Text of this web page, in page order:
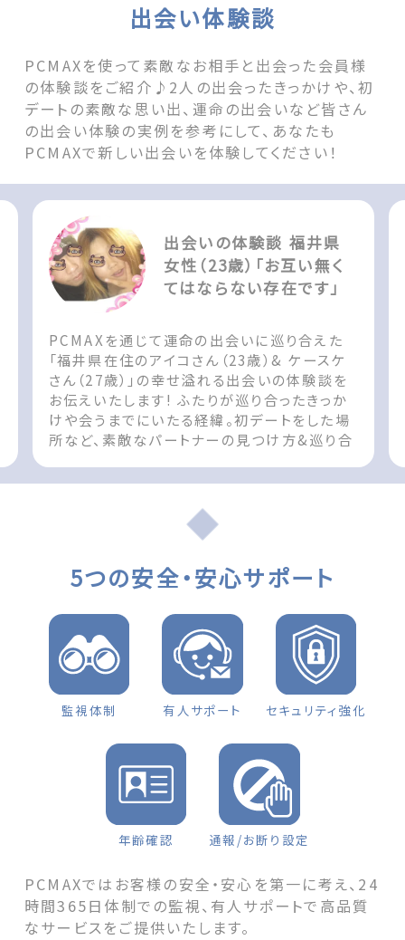
出会い体験談
PCMAXを使って素敵なお相手と出会った会員様
の体験談をご紹介♪2人の出会ったきっかけや、初
デートの素敵な思い出、運命の出会いなど皆さん
の出会い体験の実例を参考にして、あなたも
PCMAXで新しい出会いを体験してください！
出会いの体験談 福井県
女性（23歳）「お互い無く
てはならない存在です」
PCMAXを通じて運命の出会いに巡り合えた
「福井県在住のアイコさん（23歳）& ケースケ
さん（27歳）」の幸せ溢れる出会いの体験談を
お伝えいたします! ふたりが巡り合ったきっか
けや会うまでにいたる経緯。初デートをした場
所など、素敵なパートナーの見つけ方&巡り合
post 出会いの体験談 福井県 女性（23歳）
appeared on 出会いマッチングサイト
5つの安全・安心サポート
監視体制 有人サポート セキュリティ強化
年齢確認 通報/お断り設定
PCMAXではお客様の安全・安心を第一に考え、24
時間365日体制での監視、有人サポートで高品質
なサービスをご提供いたします。